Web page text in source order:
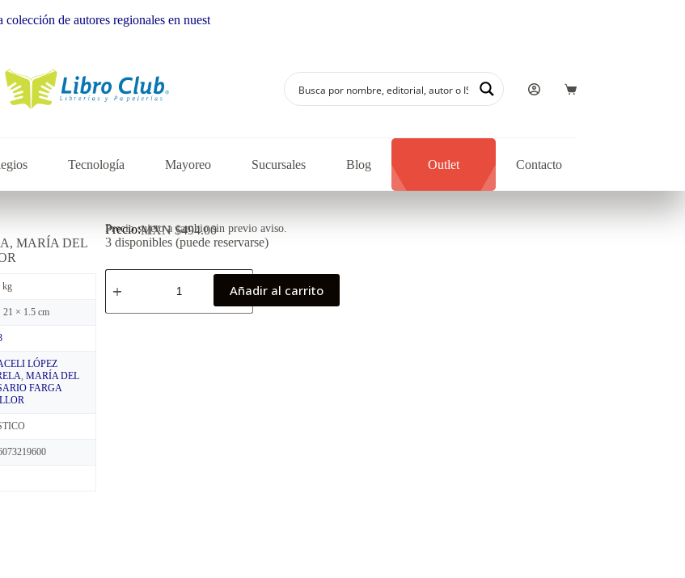
de autores regionales en nuestra librería
Tecnología Mayoreo Sucursales Blog Outlet Contacto
MARÍA DEL
kg
21 × 1.5 cm
LÓPEZ
,MARÍA DEL
FARGA
Precio:MXN $494.00
Precio sujeto a cambio sin previo aviso.
3 disponibles (puede reservarse)
Añadir al carrito